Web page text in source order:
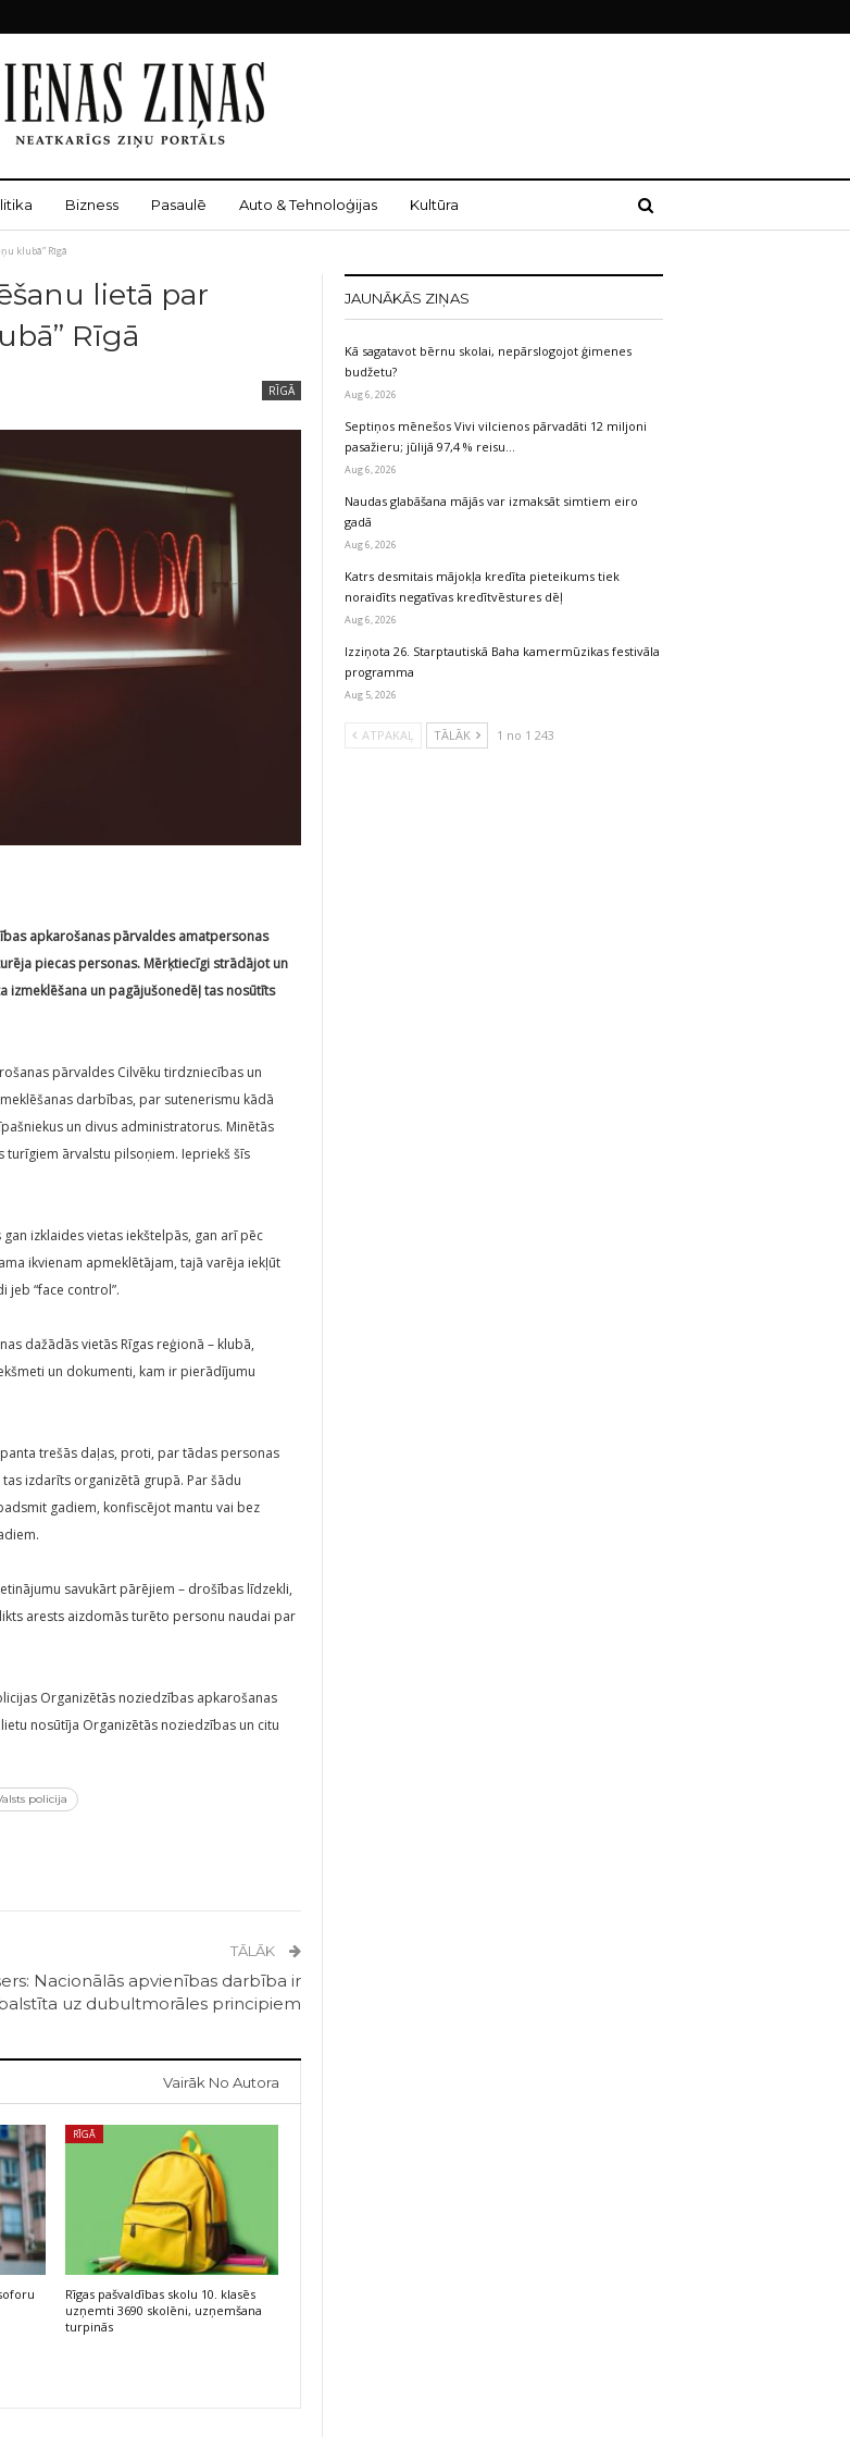
Bizness Pasaulē Auto & Tehnoloģijas Kultūra
klubā” Rīgā
lietā par
Rīgā
RĪGĀ
apkarošanas pārvaldes amatpersonas
piecas personas. Mērķtiecīgi strādājot un
un pagājušonedēļ tas nosūtīts
pārvaldes Cilvēku tirdzniecības un
darbības, par sutenerismu kādā
un divus administratorus. Minētās
ārvalstu pilsoņiem. Iepriekš šīs
izklaides vietas iekštelpās, gan arī pēc
ikvienam apmeklētājam, tajā varēja iekļūt
“face control”.
dažādās vietās Rīgas reģionā – klubā,
un dokumenti, kam ir pierādījumu
trešās daļas, proti, par tādas personas
izdarīts organizētā grupā. Par šādu
gadiem, konfiscējot mantu vai bez
savukārt pārējiem – drošības līdzekli,
arests aizdomās turēto personu naudai par
Organizētās noziedzības apkarošanas
nosūtīja Organizētās noziedzības un citu
policija
TĀLĀK
Nacionālās apvienības darbība ir
uz dubultmorāles principiem
Vairāk No Autora
RĪGĀ
Rīgas pašvaldības skolu 10. klasēs
uzņemti 3690 skolēni, uzņemšana
turpinās
JAUNĀKĀS ZIŅAS
Kā sagatavot bērnu skolai, nepārslogojot ģimenes
budžetu?
Aug 6, 2026
Septiņos mēnešos Vivi vilcienos pārvadāti 12 miljoni
pasažieru; jūlijā 97,4 % reisu…
Aug 6, 2026
Naudas glabāšana mājās var izmaksāt simtiem eiro
gadā
Aug 6, 2026
Katrs desmitais mājokļa kredīta pieteikums tiek
noraidīts negatīvas kredītvēstures dēļ
Aug 6, 2026
Izziņota 26. Starptautiskā Baha kamermūzikas festivāla
programma
Aug 5, 2026
ATPAKAĻ TĀLĀK 1 no 1 243